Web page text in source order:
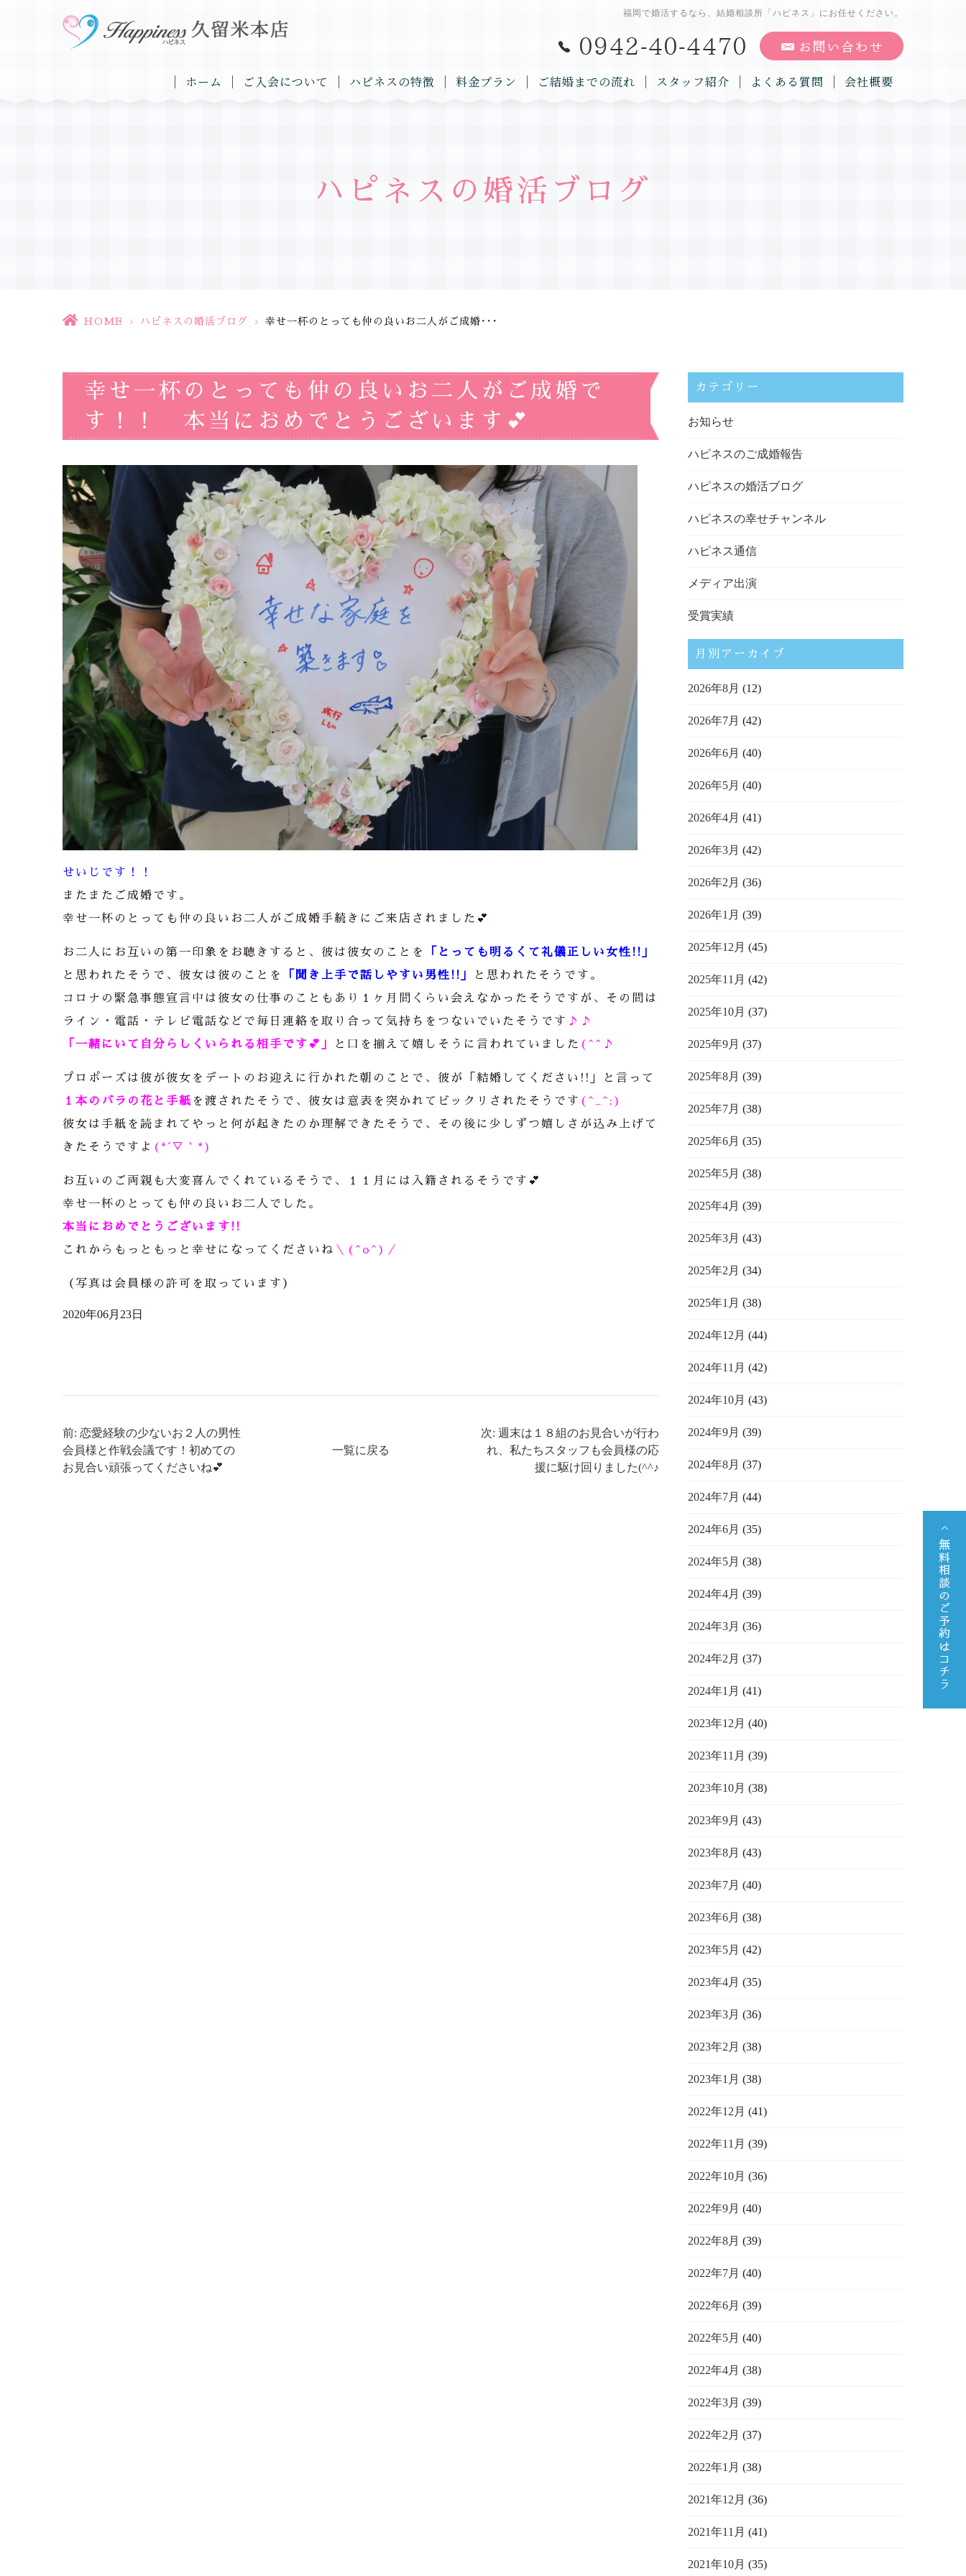
福岡で婚活するなら、結婚相談所「ハピネス」にお任せください。
ホーム ご入会について ハピネスの特徴 料金プラン ご結婚までの流れ スタッフ紹介 よくある質問 会社概要
ハピネスの婚活ブログ
HOME > ハピネスの婚活ブログ > 幸せ一杯のとっても仲の良いお二人がご成婚･･･
幸せ一杯のとっても仲の良いお二人がご成婚で
す！！ 本当におめでとうございます💕
せいじです！！
またまたご成婚です。
幸せ一杯のとっても仲の良いお二人がご成婚手続きにご来店されました💕
お二人にお互いの第一印象をお聴きすると、彼は彼女のことを
「とっても明るくて礼儀正しい女性!!」
と思われたそうで、彼女は彼のことを
「聞き上手で話しやすい男性!!」
と思われたそうです。
コロナの緊急事態宣言中は彼女の仕事のこともあり１ヶ月間くらい会えなかったそうですが、その間は
ライン・電話・テレビ電話などで毎日連絡を取り合って気持ちをつないでいたそうです ♪♪
「一緒にいて自分らしくいられる相手です💕」
と口を揃えて嬉しそうに言われていました (^^♪
プロポーズは彼が彼女をデートのお迎えに行かれた朝のことで、彼が「結婚してください!!」と言って
１本のバラの花と手紙 を渡されたそうで、彼女は意表を突かれてビックリされたそうです (^_^;)
彼女は手紙を読まれてやっと何が起きたのか理解できたそうで、その後に少しずつ嬉しさが込み上げて
きたそうですよ (*´▽｀*)
お互いのご両親も大変喜んでくれているそうで、１１月には入籍されるそうです💕
幸せ一杯のとっても仲の良いお二人でした。
本当におめでとうございます!!
これからもっともっと幸せになってくださいね ＼(^o^)／
（写真は会員様の許可を取っています）
2020年06月23日
前: 恋愛経験の少ないお２人の男性
会員様と作戦会議です！初めての
お見合い頑張ってくださいね💕
一覧に戻る
次: 週末は１８組のお見合いが行わ
れ、私たちスタッフも会員様の応
援に駆け回りました(^^♪
カテゴリー
お知らせ
ハピネスのご成婚報告
ハピネスの婚活ブログ
ハピネスの幸せチャンネル
ハピネス通信
メディア出演
受賞実績
月別アーカイブ
2026年8月 (12)
2026年7月 (42)
2026年6月 (40)
2026年5月 (40)
2026年4月 (41)
2026年3月 (42)
2026年2月 (36)
2026年1月 (39)
2025年12月 (45)
2025年11月 (42)
2025年10月 (37)
2025年9月 (37)
2025年8月 (39)
2025年7月 (38)
2025年6月 (35)
2025年5月 (38)
2025年4月 (39)
2025年3月 (43)
2025年2月 (34)
2025年1月 (38)
2024年12月 (44)
2024年11月 (42)
2024年10月 (43)
2024年9月 (39)
2024年8月 (37)
2024年7月 (44)
2024年6月 (35)
2024年5月 (38)
2024年4月 (39)
2024年3月 (36)
2024年2月 (37)
2024年1月 (41)
2023年12月 (40)
2023年11月 (39)
2023年10月 (38)
2023年9月 (43)
2023年8月 (43)
2023年7月 (40)
2023年6月 (38)
2023年5月 (42)
2023年4月 (35)
2023年3月 (36)
2023年2月 (38)
2023年1月 (38)
2022年12月 (41)
2022年11月 (39)
2022年10月 (36)
2022年9月 (40)
2022年8月 (39)
2022年7月 (40)
2022年6月 (39)
2022年5月 (40)
2022年4月 (38)
2022年3月 (39)
2022年2月 (37)
2022年1月 (38)
2021年12月 (36)
2021年11月 (41)
2021年10月 (35)